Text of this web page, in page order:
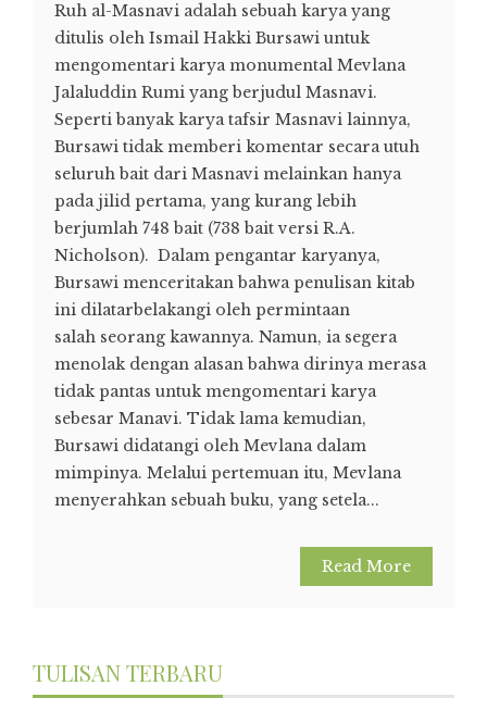
Ruh al-Masnavi adalah sebuah karya yang
ditulis oleh Ismail Hakki Bursawi untuk
mengomentari karya monumental Mevlana
Jalaluddin Rumi yang berjudul Masnavi.
Seperti banyak karya tafsir Masnavi lainnya,
Bursawi tidak memberi komentar secara utuh
seluruh bait dari Masnavi melainkan hanya
pada jilid pertama, yang kurang lebih
berjumlah 748 bait (738 bait versi R.A.
Nicholson). Dalam pengantar karyanya,
Bursawi menceritakan bahwa penulisan kitab
ini dilatarbelakangi oleh permintaan
salah seorang kawannya. Namun, ia segera
menolak dengan alasan bahwa dirinya merasa
tidak pantas untuk mengomentari karya
sebesar Manavi. Tidak lama kemudian,
Bursawi didatangi oleh Mevlana dalam
mimpinya. Melalui pertemuan itu, Mevlana
menyerahkan sebuah buku, yang setela...
Read More
TULISAN TERBARU